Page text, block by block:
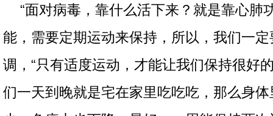
“面对病毒，靠什么活下来？就是靠心肺
能，需要定期运动来保持，所以，我们一定
调，“只有适度运动，才能让我们保持很好
们一天到晚就是宅在家里吃吃吃，那么身